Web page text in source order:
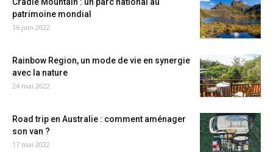
patrimoine mondial
16 juin 2022
Rainbow Region, un mode de vie en synergie
avec la nature
24 mai 2022
Road trip en Australie : comment aménager
son van ?
17 mai 2022